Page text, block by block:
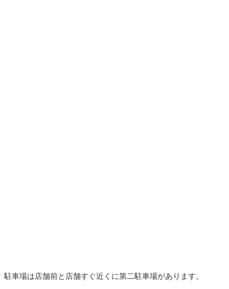
駐車場は店舗前と店舗すぐ近くに第二駐車場があります。